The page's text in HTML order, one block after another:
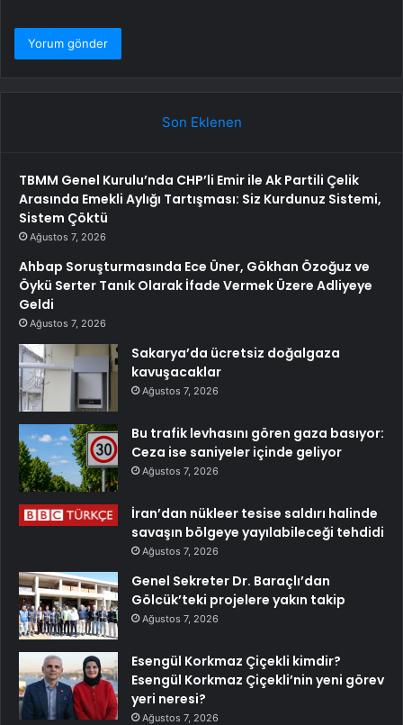
Son Eklenen
TBMM Genel Kurulu’nda CHP’li Emir ile Ak Partili Çelik
Arasında Emekli Aylığı Tartışması: Siz Kurdunuz Sistemi,
Sistem Çöktü
Ağustos 7, 2026
Ahbap Soruşturmasında Ece Üner, Gökhan Özoğuz ve
Öykü Serter Tanık Olarak İfade Vermek Üzere Adliyeye
Geldi
Ağustos 7, 2026
Sakarya’da ücretsiz doğalgaza
kavuşacaklar
Ağustos 7, 2026
Bu trafik levhasını gören gaza basıyor:
Ceza ise saniyeler içinde geliyor
Ağustos 7, 2026
İran’dan nükleer tesise saldırı halinde
savaşın bölgeye yayılabileceği tehdidi
Ağustos 7, 2026
Genel Sekreter Dr. Baraçlı’dan
Gölcük’teki projelere yakın takip
Ağustos 7, 2026
Esengül Korkmaz Çiçekli kimdir?
Esengül Korkmaz Çiçekli’nin yeni görev
yeri neresi?
Ağustos 7, 2026